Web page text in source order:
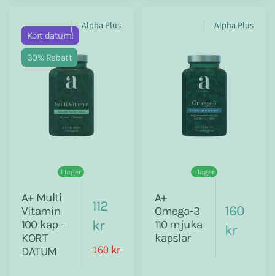
Kort datum!
30% Rabatt
Alpha Plus
I lager
A+ Multi
Vitamin
100 kap -
KORT
DATUM
112
kr
160 kr
Alpha Plus
I lager
A+
Omega-3
110 mjuka
kapslar
160
kr